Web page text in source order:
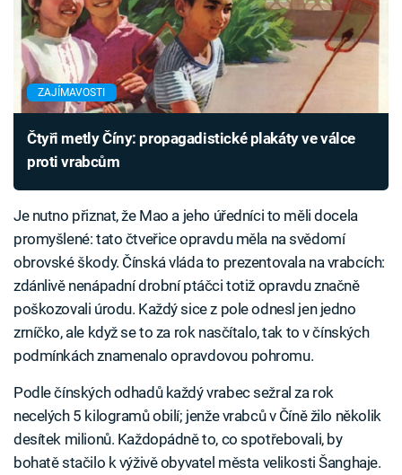
ZAJÍMAVOSTI
Čtyři metly Číny: propagadistické plakáty ve válce
proti vrabcům
Je nutno přiznat, že Mao a jeho úředníci to měli docela
promyšlené: tato čtveřice opravdu měla na svědomí
obrovské škody. Čínská vláda to prezentovala na vrabcích:
zdánlivě nenápadní drobní ptáčci totiž opravdu značně
poškozovali úrodu. Každý sice z pole odnesl jen jedno
zrníčko, ale když se to za rok nasčítalo, tak to v čínských
podmínkách znamenalo opravdovou pohromu.
Podle čínských odhadů každý vrabec sežral za rok
necelých 5 kilogramů obilí; jenže vrabců v Číně žilo několik
desítek milionů. Každopádně to, co spotřebovali, by
bohatě stačilo k výživě obyvatel města velikosti Šanghaje.